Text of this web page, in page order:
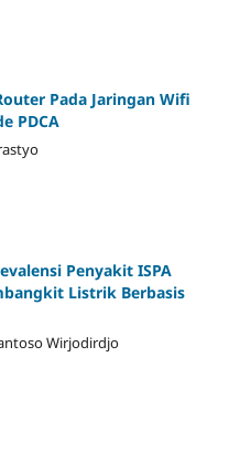
Pada Jaringan Wifi
PDCA
Penyakit ISPA
Listrik Berbasis
Wirjodirdjo